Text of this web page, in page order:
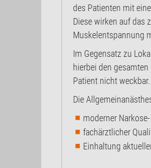
des Patienten mit
Diese wirken auf das
Muskelentspannung
Im Gegensatz zu
hierbei den
Patient nicht weckbar.
Die
moderner
fachärztlicher
Einhaltung